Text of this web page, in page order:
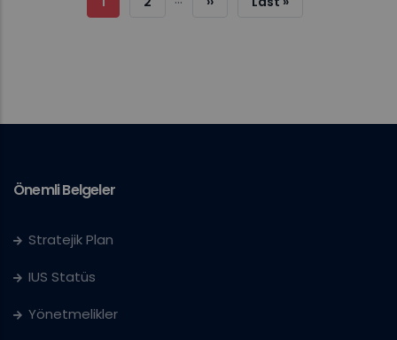
Önemli Belgeler
Stratejik Plan
IUS Statüs
Yönetmelikler